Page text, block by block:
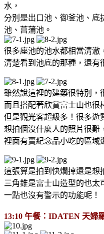
水，
分別是出口池、御釜池、底
池、菖蒲池。
很多座池的池水都相當清澈
清楚看到池底的那種，還有
雖然說這裡的建築很特別，
而且搭配著欣賞富士山也很
但是觀光客超級多！很多遊
想拍個沒什麼人的照片很難
裡面有賣紀念品小吃的區域
這張算是拍到快爛掉還是想
三角錐是富士山造型的也太
一點也沒有警示的功能呢！
13:10 午餐：IDATEN 天婦